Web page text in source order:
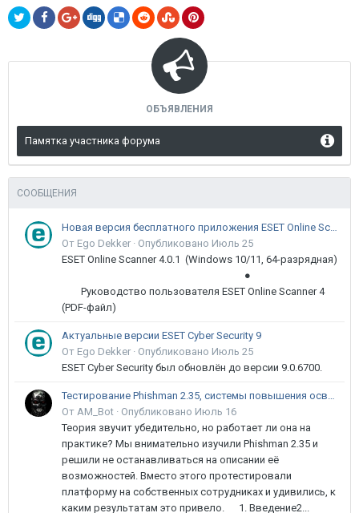
ОБЪЯВЛЕНИЯ
Памятка участника форума
СООБЩЕНИЯ
Новая версия бесплатного приложения ESET Online Scanner доступна пользователям
От Ego Dekker · Опубликовано Июль 25
ESET Online Scanner 4.0.1 (Windows 10/11, 64-разрядная)
●
Руководство пользователя ESET Online Scanner 4
(PDF-файл)
Актуальные версии ESET Cyber Security 9
От Ego Dekker · Опубликовано Июль 25
ESET Cyber Security был обновлён до версии 9.0.6700.
Тестирование Phishman 2.35, системы повышения осведомлённости пользователей в сфере ИБ
От AM_Bot · Опубликовано Июль 16
Теория звучит убедительно, но работает ли она на
практике? Мы внимательно изучили Phishman 2.35 и
решили не останавливаться на описании её
возможностей. Вместо этого протестировали
платформу на собственных сотрудниках и удивились, к
каким результатам это привело. 1. Введение2...